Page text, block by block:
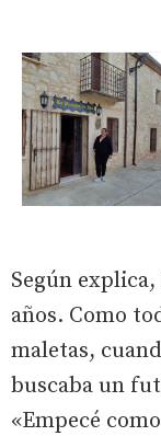
Según
años. Como
maletas,
buscaba un
«Empecé